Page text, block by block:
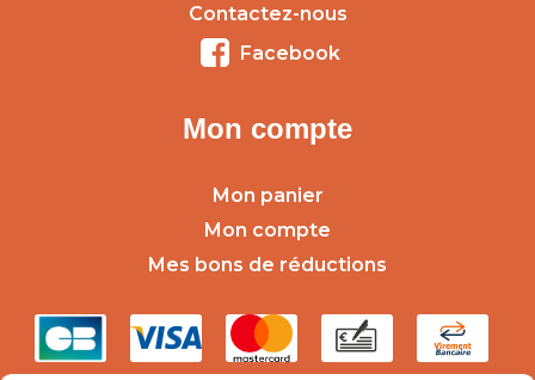
Contactez-nous
Facebook
Mon compte
Mon panier
Mon compte
Mes bons de réductions